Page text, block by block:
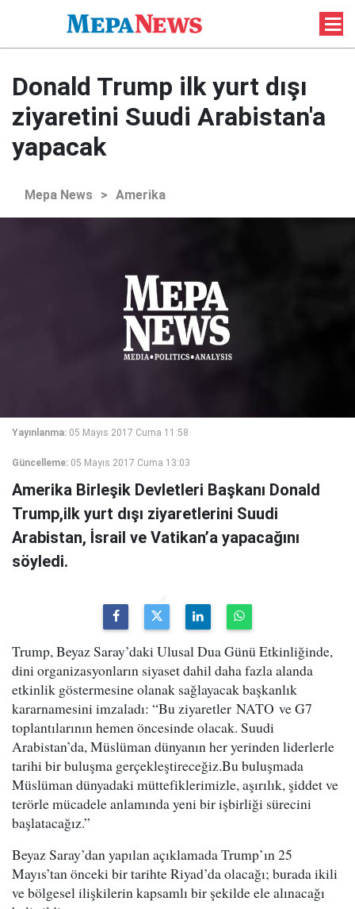
Donald Trump ilk yurt dışı
ziyaretini Suudi Arabistan'a
yapacak
Mepa News > Amerika
Yayınlanma: 05 Mayıs 2017 Cuma 11:58
Güncelleme: 05 Mayıs 2017 Cuma 13:03
Amerika Birleşik Devletleri Başkanı Donald
Trump,ilk yurt dışı ziyaretlerini Suudi
Arabistan, İsrail ve Vatikan’a yapacağını
söyledi.
Trump, Beyaz Saray’daki Ulusal Dua Günü Etkinliğinde,
dini organizasyonların siyaset dahil daha fazla alanda
etkinlik göstermesine olanak sağlayacak başkanlık
kararnamesini imzaladı: “Bu ziyaretler NATO ve G7
toplantılarının hemen öncesinde olacak. Suudi
Arabistan’da, Müslüman dünyanın her yerinden liderlerle
tarihi bir buluşma gerçekleştireceğiz.Bu buluşmada
Müslüman dünyadaki müttefiklerimizle, aşırılık, şiddet ve
terörle mücadele anlamında yeni bir işbirliği sürecini
başlatacağız.”
Beyaz Saray’dan yapılan açıklamada Trump’ın 25
Mayıs’tan önceki bir tarihte Riyad’da olacağı; burada ikili
ve bölgesel ilişkilerin kapsamlı bir şekilde ele alınacağı